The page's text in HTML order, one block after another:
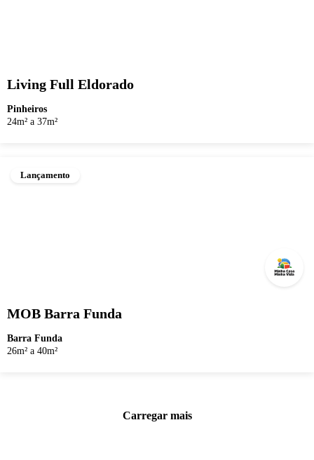
Living Full Eldorado
Pinheiros
24m² a 37m²
Lançamento
MOB Barra Funda
Barra Funda
26m² a 40m²
Carregar mais